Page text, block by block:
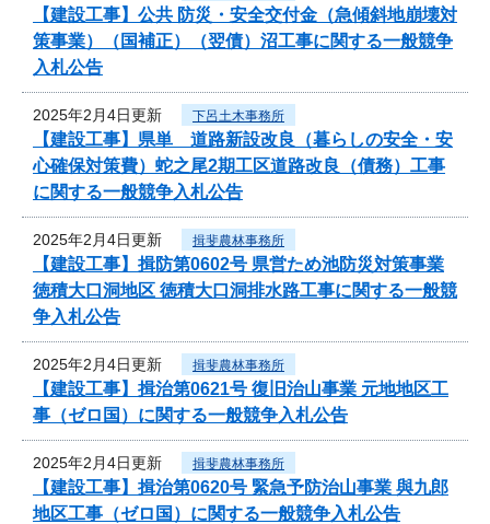
【建設工事】公共 防災・安全交付金（急傾斜地崩壊対
策事業）（国補正）（翌債）沼工事に関する一般競争
入札公告
2025年2月4日更新 下呂土木事務所
【建設工事】県単 道路新設改良（暮らしの安全・安
心確保対策費）蛇之尾2期工区道路改良（債務）工事
に関する一般競争入札公告
2025年2月4日更新 揖斐農林事務所
【建設工事】揖防第0602号 県営ため池防災対策事業
徳積大口洞地区 徳積大口洞排水路工事に関する一般競
争入札公告
2025年2月4日更新 揖斐農林事務所
【建設工事】揖治第0621号 復旧治山事業 元地地区工
事（ゼロ国）に関する一般競争入札公告
2025年2月4日更新 揖斐農林事務所
【建設工事】揖治第0620号 緊急予防治山事業 與九郎
地区工事（ゼロ国）に関する一般競争入札公告